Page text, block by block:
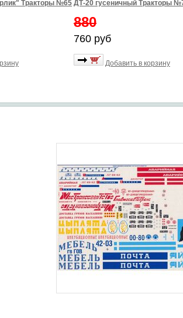
Тракторы №65 ДТ-20 гусеничный Тракторы
880
760 руб
Добавить в корзину